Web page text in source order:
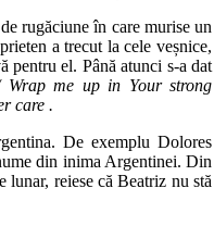
rugăciune în care murise un
a trecut la cele veșnice,
pentru el. Până atunci s-a dat
me up in Your strong
care .
De exemplu Dolores
din inima Argentinei. Din
lunar, reiese că Beatriz nu stă